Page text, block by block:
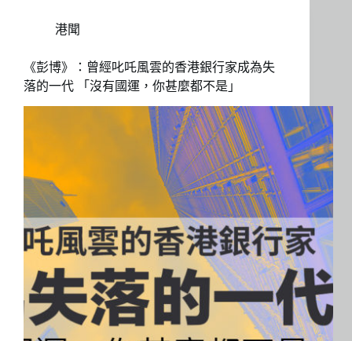
港聞
《彭博》：曾經叱吒風雲的香港銀行家成為失
落的一代 「沒有國運，你甚麼都不是」